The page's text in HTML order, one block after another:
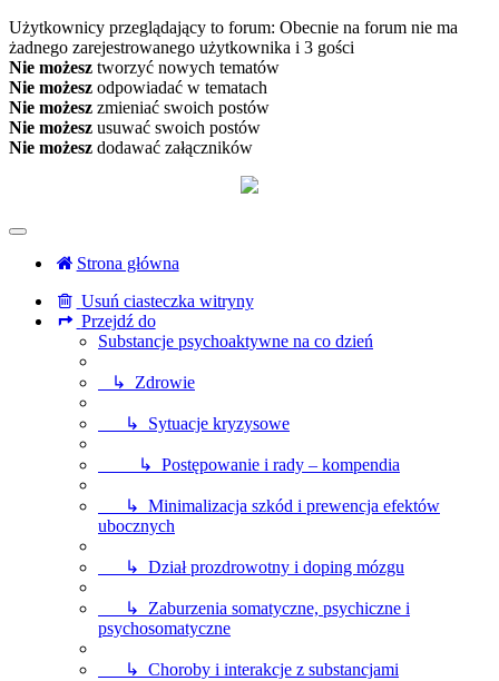
Użytkownicy przeglądający to forum: Obecnie na forum nie ma
żadnego zarejestrowanego użytkownika i 3 gości
Nie możesz tworzyć nowych tematów
Nie możesz odpowiadać w tematach
Nie możesz zmieniać swoich postów
Nie możesz usuwać swoich postów
Nie możesz dodawać załączników
Strona główna
Usuń ciasteczka witryny
Przejdź do
Substancje psychoaktywne na co dzień
↳ Zdrowie
↳ Sytuacje kryzysowe
↳ Postępowanie i rady – kompendia
↳ Minimalizacja szkód i prewencja efektów
ubocznych
↳ Dział prozdrowotny i doping mózgu
↳ Zaburzenia somatyczne, psychiczne i
psychosomatyczne
↳ Choroby i interakcje z substancjami